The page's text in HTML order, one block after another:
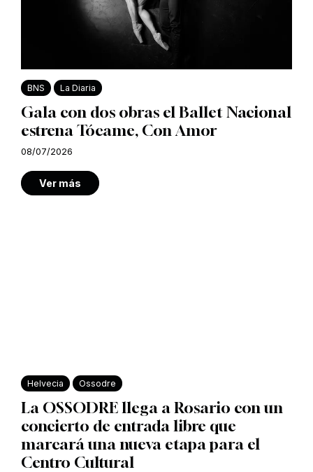
BNS La Diaria
Gala con dos obras el Ballet Nacional
estrena Tócame, Con Amor
08/07/2026
Ver más
Helvecia Ossodre
La OSSODRE llega a Rosario con un
concierto de entrada libre que
marcará una nueva etapa para el
Centro Cultural